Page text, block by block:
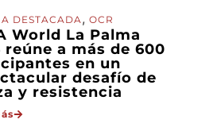
DESTACADA , OCR
World La Palma
reúne a más de 600
en un
desafío de
y resistencia